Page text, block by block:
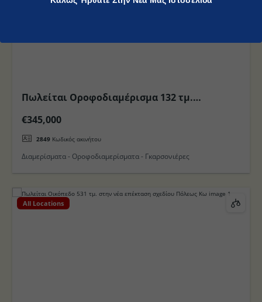
Πωλείται Οροφοδιαμέρισμα 132 τμ.
€345,000
2849 Κωδικός ακινήτου
Διαμερίσματα - Οροφοδιαμερίσματα - Γκαρσονιέρες
All Locations